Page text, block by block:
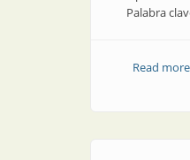
Palabra
Read more